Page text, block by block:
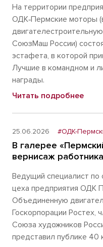
На территории
ОДК‑Пермские моторы
СоюзМаш России)
эстафета, в которой
Лучшие в командном и
награды.
Читать подробнее
25.06.2026 #ОДК-
В галерее
вернисаж
Ведущий специалист по
цеха предприятия ОДК
Объединенную
Госкорпорации Ростех,
Союза художников
представил публике 40